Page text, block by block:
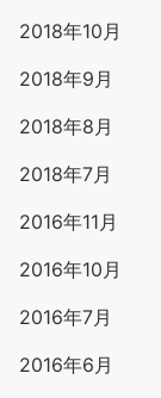
2018年10月
2018年9月
2018年8月
2018年7月
2016年11月
2016年10月
2016年7月
2016年6月